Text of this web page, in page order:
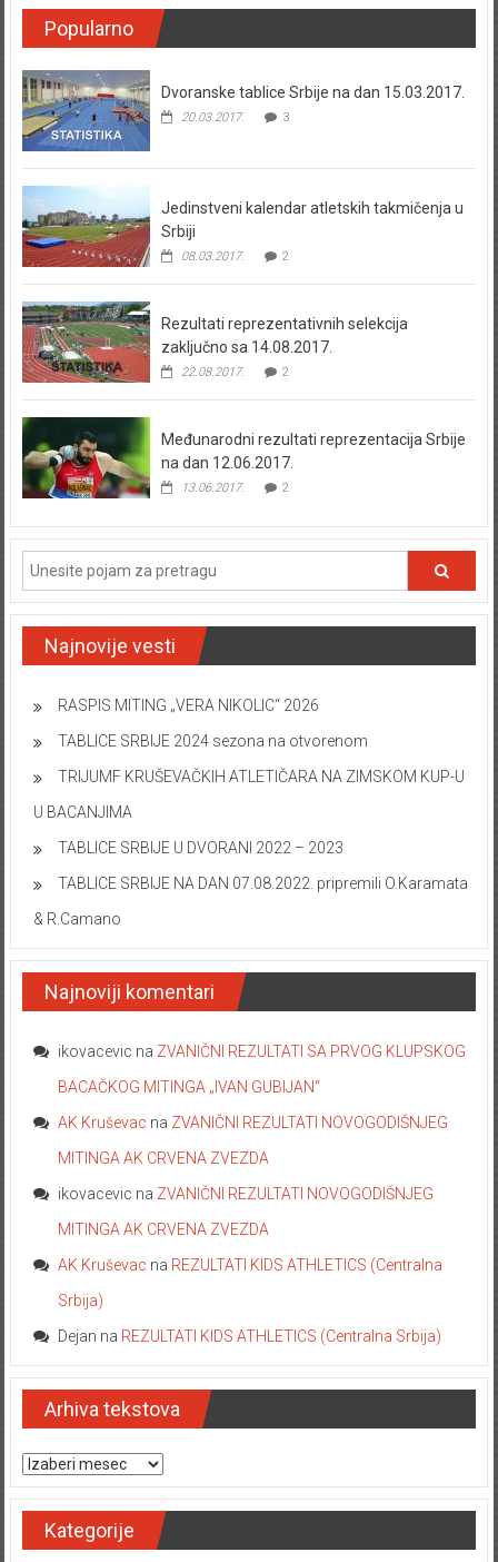
Popularno
Dvoranske tablice Srbije na dan 15.03.2017.
20.03.2017. 3
Jedinstveni kalendar atletskih takmičenja u
Srbiji
08.03.2017. 2
Rezultati reprezentativnih selekcija
zaključno sa 14.08.2017.
22.08.2017. 2
Međunarodni rezultati reprezentacija Srbije
na dan 12.06.2017.
13.06.2017. 2
Najnovije vesti
RASPIS MITING „VERA NIKOLIC“ 2026
TABLICE SRBIJE 2024 sezona na otvorenom
TRIJUMF KRUŠEVAČKIH ATLETIČARA NA ZIMSKOM KUP-U
U BACANJIMA
TABLICE SRBIJE U DVORANI 2022 – 2023
TABLICE SRBIJE NA DAN 07.08.2022. pripremili O.Karamata
& R.Camano
Najnoviji komentari
ikovacevic na ZVANIČNI REZULTATI SA PRVOG KLUPSKOG
BACAČKOG MITINGA „IVAN GUBIJAN“
AK Kruševac na ZVANIČNI REZULTATI NOVOGODIŠNJEG
MITINGA AK CRVENA ZVEZDA
ikovacevic na ZVANIČNI REZULTATI NOVOGODIŠNJEG
MITINGA AK CRVENA ZVEZDA
AK Kruševac na REZULTATI KIDS ATHLETICS (Centralna
Srbija)
Dejan na REZULTATI KIDS ATHLETICS (Centralna Srbija)
Arhiva tekstova
Arhiva tekstova
Kategorije